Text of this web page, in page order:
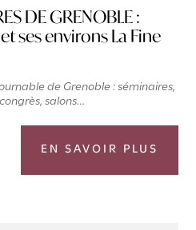
DE GRENOBLE :
ses environs La Fine
de Grenoble : séminaires,
salons…
EN SAVOIR PLUS